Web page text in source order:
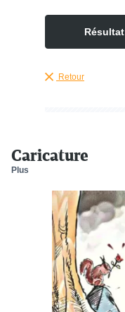
Résultat
Retour
Caricature
Plus